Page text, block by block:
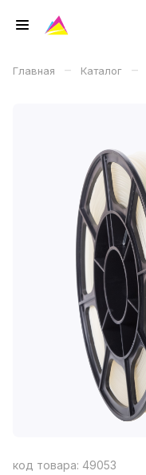
Главная – Каталог –
код товара: 49053